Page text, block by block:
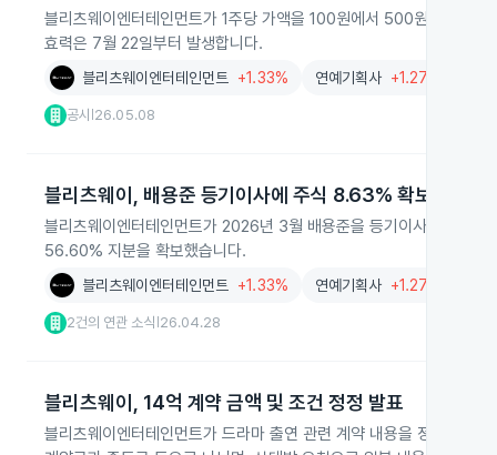
블리츠웨이엔터테인먼트가 1주당 가액을 100원에서 500원으로 올
효력은 7월 22일부터 발생합니다.
블리츠웨이엔터테인먼트 +1.33% 연예기획사 +1.27%
공시 26.05.08
블리츠웨이, 배용준 등기이사에 주식 8.63% 확보
블리츠웨이엔터테인먼트가 2026년 3월 배용준을 등기이사로 선임
56.60% 지분을 확보했습니다.
블리츠웨이엔터테인먼트 +1.33% 연예기획사 +1.27%
2건의 연관 소식 26.04.28
블리츠웨이, 14억 계약 금액 및 조건 정정 발표
블리츠웨이엔터테인먼트가 드라마 출연 관련 계약 내용을 정정했